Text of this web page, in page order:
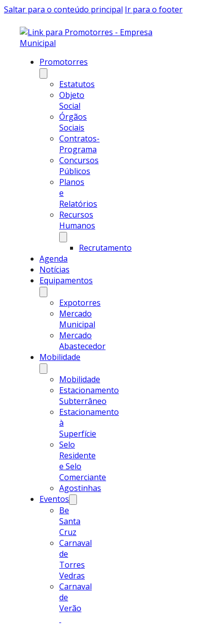
Saltar para o conteúdo principal Ir para o footer
Promotorres
Estatutos
Objeto
Social
Órgãos
Sociais
Contratos-
Programa
Concursos
Públicos
Planos
e
Relatórios
Recursos
Humanos
Recrutamento
Agenda
Notícias
Equipamentos
Expotorres
Mercado
Municipal
Mercado
Abastecedor
Mobilidade
Mobilidade
Estacionamento
Subterrâneo
Estacionamento
à
Superfície
Selo
Residente
e Selo
Comerciante
Agostinhas
Eventos
Be
Santa
Cruz
Carnaval
de
Torres
Vedras
Carnaval
de
Verão